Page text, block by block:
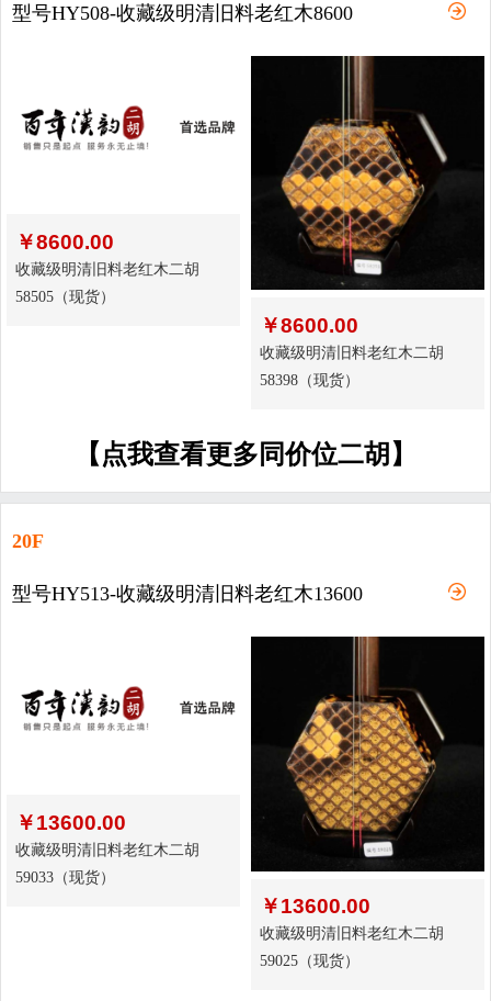
型号HY508-收藏级明清旧料老红木8600
￥8600.00
收藏级明清旧料老红木二胡
58505（现货）
￥8600.00
收藏级明清旧料老红木二胡
58398（现货）
【点我查看更多同价位二胡】
20F
型号HY513-收藏级明清旧料老红木13600
￥13600.00
收藏级明清旧料老红木二胡
59033（现货）
￥13600.00
收藏级明清旧料老红木二胡
59025（现货）